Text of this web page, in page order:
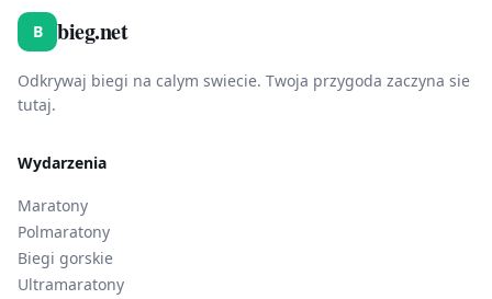
B bieg.net
Odkrywaj biegi na calym swiecie. Twoja przygoda zaczyna sie
tutaj.
Wydarzenia
Maratony
Polmaratony
Biegi gorskie
Ultramaratony